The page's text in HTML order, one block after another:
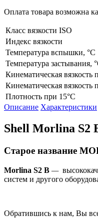
Оплата товара возможна
Класс вязкости ISO
Индекс вязкости
Температура вспышки, °C
Температура застывания,
Кинематическая вязкость
Кинематическая вязкость
Плотность при 15°C
Описание Характеристики
Shell Morlina S2
Старое название
Morlina S2 B —
систем и другого
Обратившись к нам, Вы